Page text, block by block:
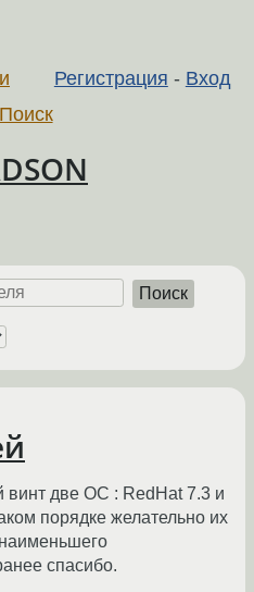
Регистрация - Вход
Поиск
Поиск
винт две ОС : RedHat 7.3 и
порядке желательно их
спасибо.